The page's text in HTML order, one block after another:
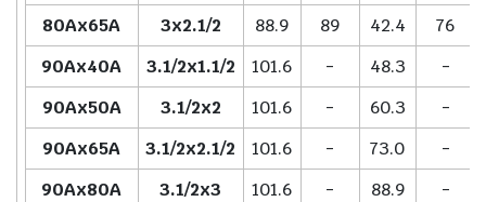
80Ax65A 3x2.1/2 88.9 89 42.4
76
90Ax40A
3.1/2x1.1/2 101.6 - 48.3
-
90Ax50A
3.1/2x2 101.6 - 60.3
-
90Ax65A
3.1/2x2.1/2 101.6 - 73.0
-
90Ax80A
3.1/2x3 101.6 - 88.9
-